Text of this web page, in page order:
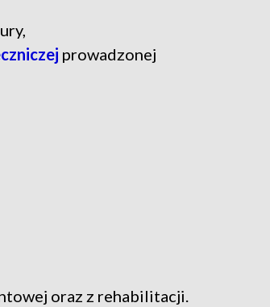
prowadzonej
oraz z rehabilitacji.